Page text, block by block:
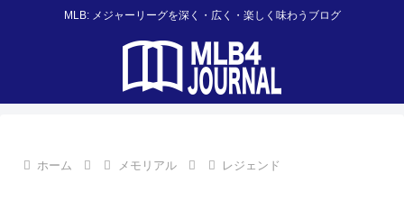
MLB: メジャーリーグを深く・広く・楽しく味わうブログ
ホーム メモリアル レジェンド